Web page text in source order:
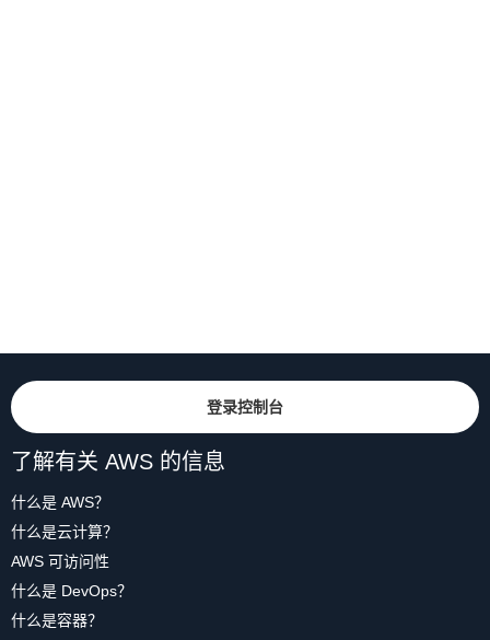
登录控制台
了解有关 AWS 的信息
什么是 AWS？
什么是云计算？
AWS 可访问性
什么是 DevOps？
什么是容器？